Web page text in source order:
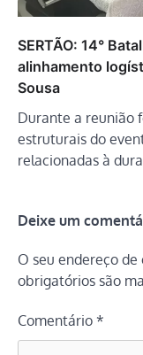
SERTÃO: 14°
alinhamento
Sousa
Durante a reunião
estruturais do
relacionadas à
Deixe um
O seu endereço
obrigatórios são
Comentário *